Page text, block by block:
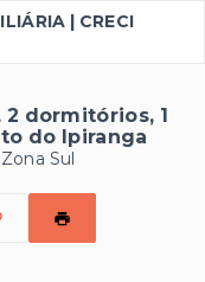
| CRECI
2 dormitórios, 1
do Ipiranga
Sul